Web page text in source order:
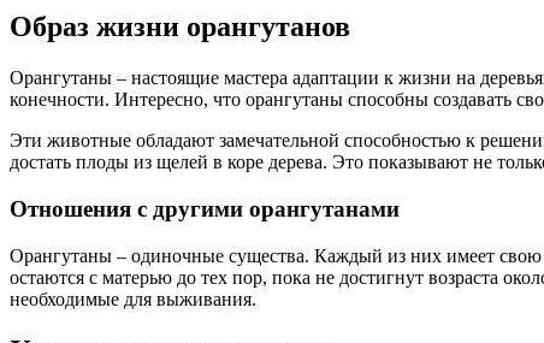
Образ жизни орангутанов
Орангутаны – настоящие мастера адаптации к жизни на
конечности. Интересно, что орангутаны способны создавать
Эти животные обладают замечательной способностью к
достать плоды из щелей в коре дерева. Это показывают не
Отношения с другими орангутанами
Орангутаны – одиночные существа. Каждый из них имеет свою
остаются с матерью до тех пор, пока не достигнут возраста
необходимые для выживания.